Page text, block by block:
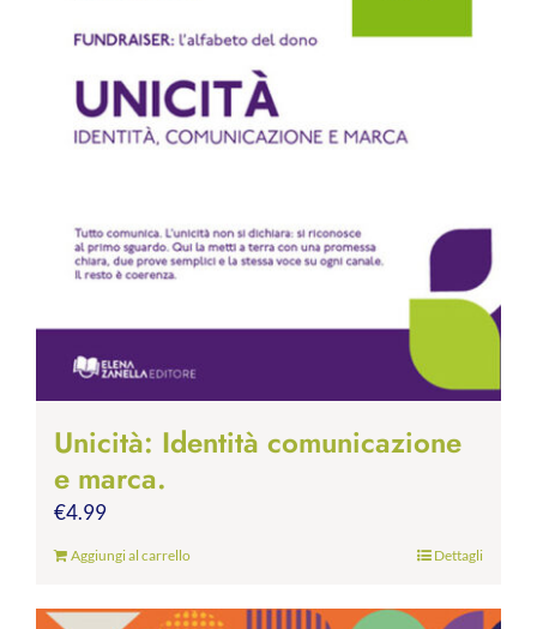
Unicità: Identità comunicazione
e marca.
€4.99
Aggiungi al carrello Dettagli